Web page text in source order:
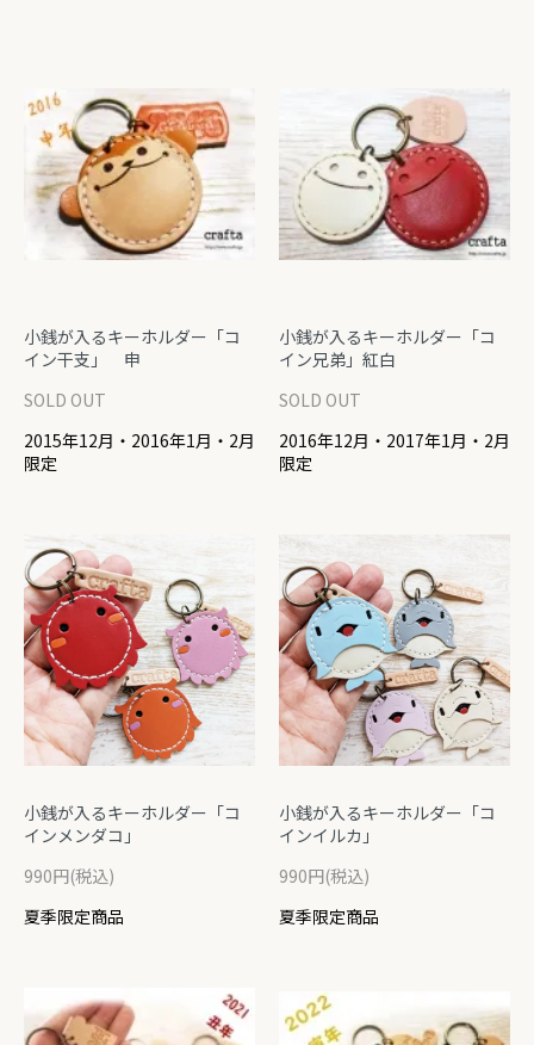
小銭が入るキーホルダー「コ
イン干支」 申
SOLD OUT
2015年12月・2016年1月・2月
限定
小銭が入るキーホルダー「コ
イン兄弟」紅白
SOLD OUT
2016年12月・2017年1月・2月
限定
小銭が入るキーホルダー「コ
インメンダコ」
990円(税込)
夏季限定商品
小銭が入るキーホルダー「コ
インイルカ」
990円(税込)
夏季限定商品